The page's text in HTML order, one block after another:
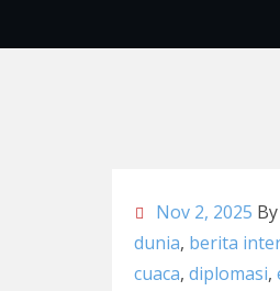
Nov 2, 2025 By
dunia, berita
cuaca, diplomasi,